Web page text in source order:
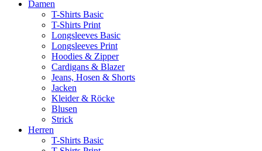
Damen
T-Shirts Basic
T-Shirts Print
Longsleeves Basic
Longsleeves Print
Hoodies & Zipper
Cardigans & Blazer
Jeans, Hosen & Shorts
Jacken
Kleider & Röcke
Blusen
Strick
Herren
T-Shirts Basic